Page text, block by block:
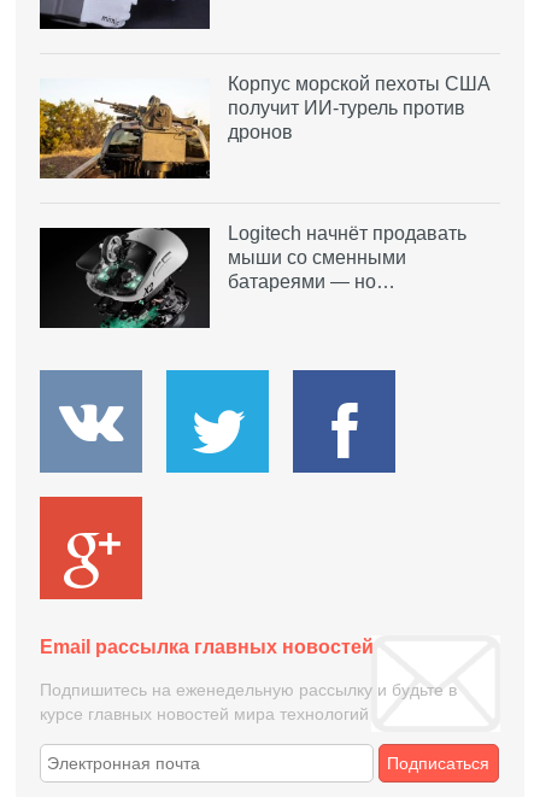
Корпус морской пехоты США
получит ИИ-турель против
дронов
Logitech начнёт продавать
мыши со сменными
батареями — но…
Email рассылка главных новостей
Подпишитесь на еженедельную рассылку и будьте в
курсе главных новостей мира технологий
Подписаться